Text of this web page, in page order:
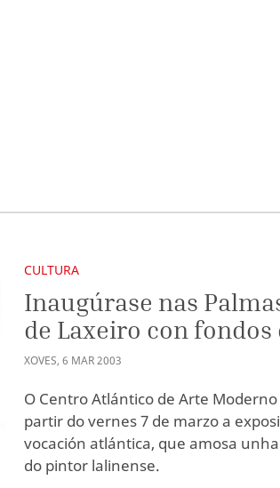
CULTURA
Inaugúrase nas
de Laxeiro con fondos
XOVES,6 MAR2003
O Centro Atlántico de Arte Moderno
partir do vernes 7 de marzo a
vocación atlántica, que amosa
do pintor lalinense.